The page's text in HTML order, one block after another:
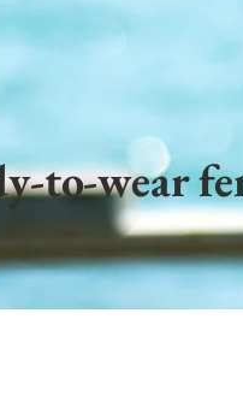
to-wear